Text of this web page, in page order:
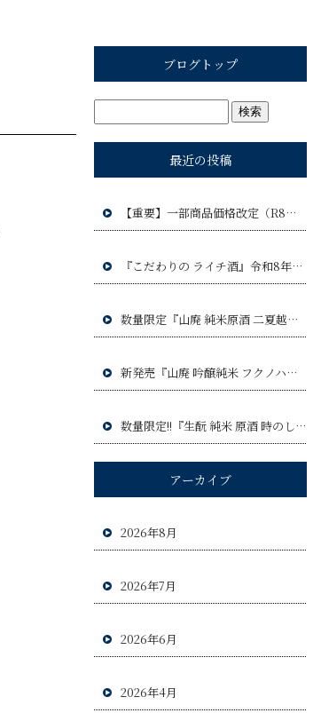
ブログトップ
最近の投稿
【重要】一部商品価格改定（R8年9月1日）のお知らせ
『こだわりの ライチ酒』令和8年9月17日(木)発売予定!!
数量限定『山廃 純米原酒 二夏越え ひやおろし』令和8年9月3日(木)発売予定!!
新発売『山廃 吟醸純米 フクノハナ』令和8年8月6日(木)発売予定!!
数量限定!!『生酛 純米 原酒 時のしらべ』令和8年8月20日(木)発売予定!!!
アーカイブ
2026年8月
2026年7月
2026年6月
2026年4月